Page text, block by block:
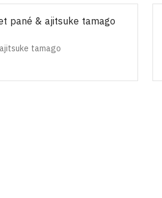
pané & ajitsuke tamago
tamago